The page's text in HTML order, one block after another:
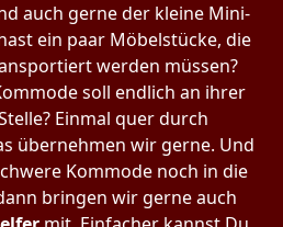
auch gerne der kleine Mini-
ein paar Möbelstücke, die
werden müssen?
soll endlich an ihrer
Einmal quer durch
übernehmen wir gerne. Und
Kommode noch in die
bringen wir gerne auch